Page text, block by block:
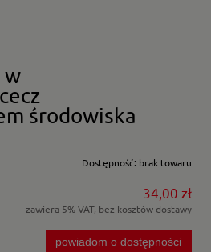
w
środowiska
Dostępność: brak towaru
34,00 zł
zawiera 5% VAT, bez kosztów dostawy
powiadom o dostępności